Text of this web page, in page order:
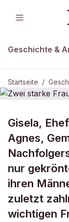
Geschichte &
Startseite /
Zwei
Gisela,
Agnes,
nur
ihren
zuletzt
wichtigen